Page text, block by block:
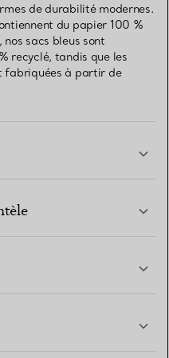
de durabilité modernes.
du papier 100 %
sacs bleus sont
recyclé, tandis que les
fabriquées à partir de